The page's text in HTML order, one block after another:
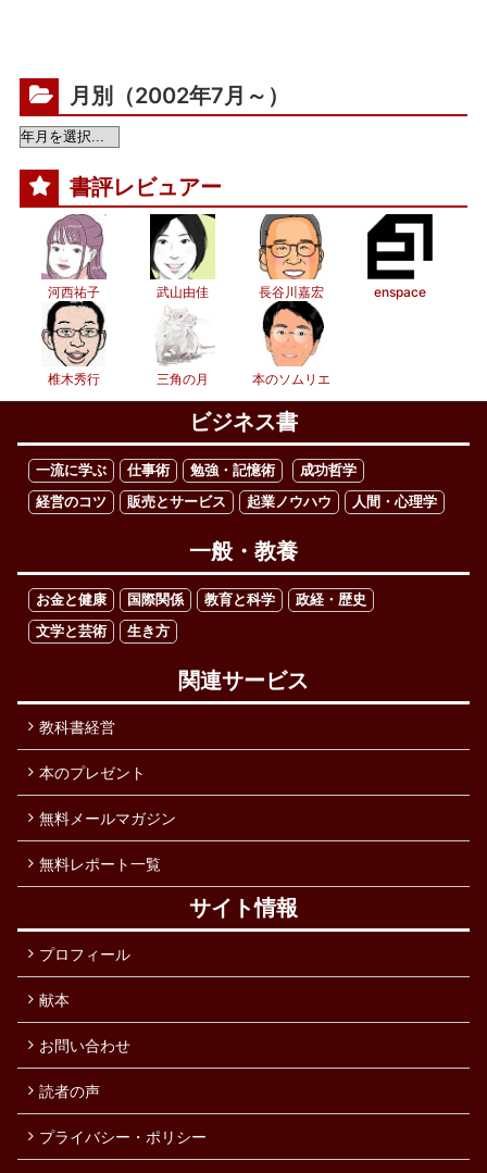
月別（2002年7月～）
書評レビュアー
河西祐子 武山由佳 長谷川嘉宏 enspace
椎木秀行 三角の月 本のソムリエ
ビジネス書
一流に学ぶ 仕事術 勉強・記憶術
成功哲学
経営のコツ
販売とサービス 起業ノウハウ 人間・心理学
一般・教養
お金と健康 国際関係 教育と科学
政経・歴史
文学と芸術
生き方
関連サービス
教科書経営
本のプレゼント
無料メールマガジン
無料レポート一覧
サイト情報
プロフィール
献本
お問い合わせ
読者の声
プライバシー・ポリシー